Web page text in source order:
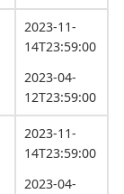
2023-11-
14T23:59:00
2023-04-
12T23:59:00
2023-11-
14T23:59:00
2023-04-